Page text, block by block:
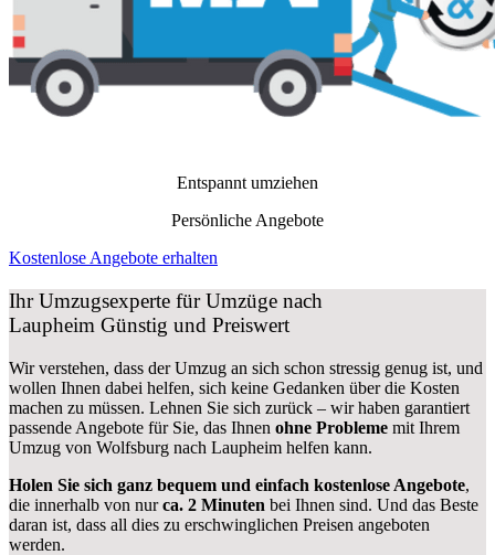
Entspannt umziehen
Persönliche Angebote
Kostenlose Angebote erhalten
Ihr Umzugsexperte für Umzüge nach
Laupheim Günstig und Preiswert
Wir verstehen, dass der Umzug an sich schon stressig genug ist, und
wollen Ihnen dabei helfen, sich keine Gedanken über die Kosten
machen zu müssen. Lehnen Sie sich zurück – wir haben garantiert
passende Angebote für Sie, das Ihnen ohne Probleme mit Ihrem
Umzug von Wolfsburg nach Laupheim helfen kann.
Holen Sie sich ganz bequem und einfach kostenlose Angebote,
die innerhalb von nurca. 2 Minuten bei Ihnen sind. Und das Beste
daran ist, dass all dies zu erschwinglichen Preisen angeboten
werden.